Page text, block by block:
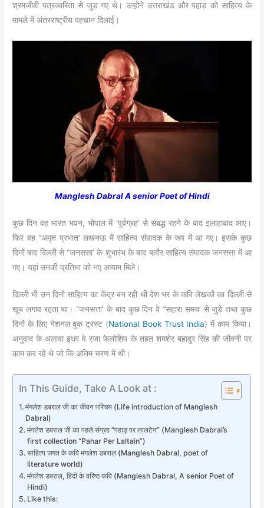
श्रमजीवी पत्रकारिता से जुड़ गए थे। उन्होंने उत्तराखंड और पहाड़ को साहित्य के
मामले में अंतरराष्ट्रीय पहचान दिलाई।
Manglesh Dabral A senior Poet of Hindi
कुछ दिन वह भारत भवन, भोपाल में ‘पूर्वग्रह’ से संबद्ध रहने के बाद इलाहाबाद आए।
फिर वह “अमृत प्रभात’ लखनऊ में साहित्य संपादक के रूप में आ गए। इसके कुछ
दिनों बाद दिल्‍ली से “जनसत्ता’ के शुभारंभ के बाद बतौर साहित्य संपादक जनसत्ता में आ
गए। यहां उनकी प्रतिभा को नए आयाम मिले।
दिल्‍ली भी उन दिनों साहित्य का केंद्र बन रही थी देश भर के कवि लेखकों का दिल्ली से
खूब लगाव रहता था। “जनसत्ता’ के बाद कुछ दिन वे “सहारा समय’ से जुड़े तथा कुछ
दिनों के लिए नेशनल बुक ट्रस्ट (National Book Trust India) में काम किया।
अनुवाद के अलावा इधर वे रजा फेलोशिप के तहत शमशेर बहादुर सिंह की जीवनी पर
काम कर रहे थे जो कि अंतिम चरण में थी।
In This Guide, Take A Look at :
मंगलेश डबराल जी का जीवन परिचय (Life introduction of Manglesh
Dabral)
मंगलेश डबराल जी का पहले संग्रह “पहाड़ पर लालटेन” (Manglesh Dabral’s
first collection “Pahar Per Laltain”)
साहित्य जगत के कवि मंगलेश डबराल (Manglesh Dabral, poet of
literature world)
मंगलेश डबराल, हिंदी के वरिष्ठ कवि (Manglesh Dabral, A senior Poet of
Hindi)
Like this: